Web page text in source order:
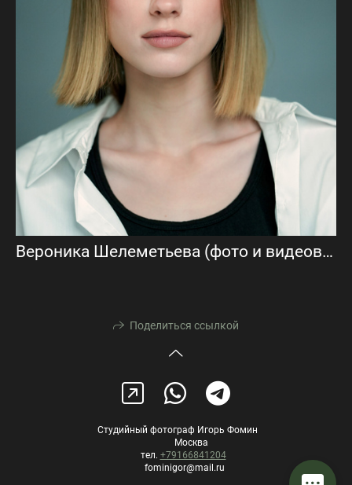
Вероника Шелеметьева (фото и видеовизитка)
Поделиться ссылкой
Студийный фотограф Игорь Фомин
Москва
тел. +79166841204
fominigor@mail.ru